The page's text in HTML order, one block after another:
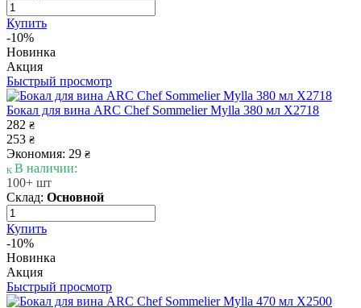
Купить
-10%
Новинка
Акция
Быстрый просмотр
Бокал для вина ARC Chef Sommelier Mylla 380 мл X2718
282 ₴
253 ₴
Экономия: 29 ₴
В наличии:
100+ шт
Склад: Основной
Купить
-10%
Новинка
Акция
Быстрый просмотр